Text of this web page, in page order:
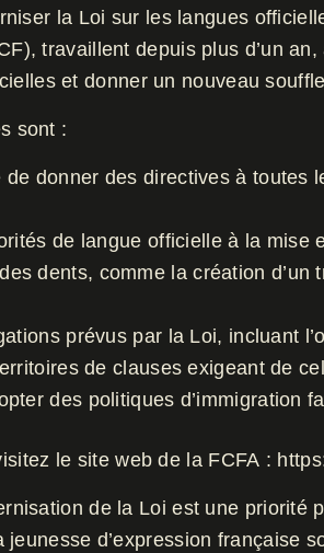
la Loi sur les langues
travaillent depuis plus d’un
et donner un nouveau
sont :
donner des directives à
de langue officielle à la
dents, comme la création
prévus par la Loi, incluant
de clauses exigeant de
des politiques d’immigration
le site web de la FCFA :
de la Loi est une
jeunesse d’expression